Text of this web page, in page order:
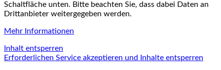
Schaltfläche unten. Bitte beachten Sie, dass dabei Daten an
Drittanbieter weitergegeben werden.
Mehr Informationen
Inhalt entsperren
Erforderlichen Service akzeptieren und Inhalte entsperren